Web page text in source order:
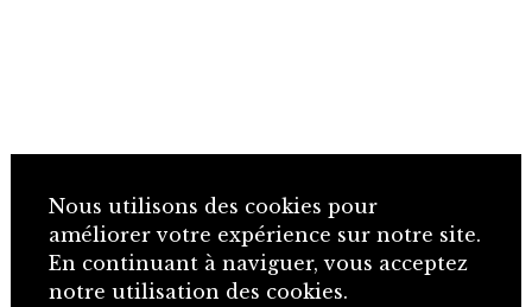
Nous utilisons des cookies pour
améliorer votre expérience sur notre site.
En continuant à naviguer, vous acceptez
notre utilisation des cookies.